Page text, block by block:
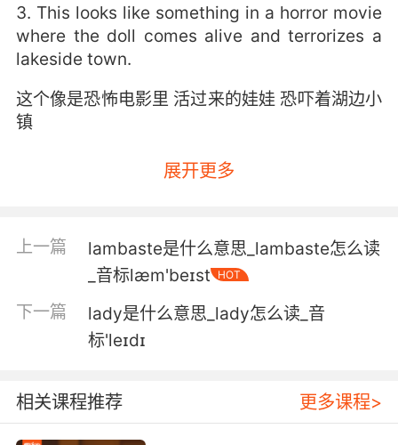
3. This looks like something in a horror movie
where the doll comes alive and terrorizes a
lakeside town.
这个像是恐怖电影里 活过来的娃娃 恐吓着湖边小
镇
展开更多
上一篇
lambaste是什么意思_lambaste怎么读
_音标læm'beɪst
HOT
下一篇
lady是什么意思_lady怎么读_音
标'leɪdɪ
相关课程推荐 更多课程>